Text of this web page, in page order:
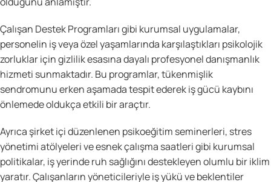
Çalışan Destek Programları gibi kurumsal uygulamalar,
personelin iş veya özel yaşamlarında karşılaştıkları psikolojik
zorluklar için gizlilik esasına dayalı profesyonel danışmanlık
hizmeti sunmaktadır. Bu programlar, tükenmişlik
sendromunu erken aşamada tespit ederek iş gücü kaybını
önlemede oldukça etkili bir araçtır.
Ayrıca şirket içi düzenlenen psikoeğitim seminerleri, stres
yönetimi atölyeleri ve esnek çalışma saatleri gibi kurumsal
politikalar, iş yerinde ruh sağlığını destekleyen olumlu bir iklim
yaratır. Çalışanların yöneticileriyle iş yükü ve beklentiler